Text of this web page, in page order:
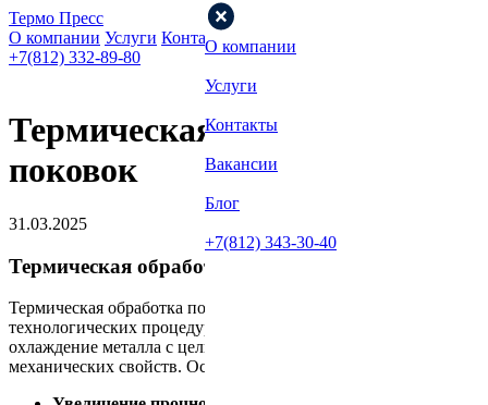
Термо Пресс
О компании Услуги Контакты
+7(812) 332-89-80
О компании
Услуги
Контакты
Вакансии
Блог
+7(812) 343-30-40
Термическая обработка
поковок
31.03.2025
Термическая обработка поковок
Термическая обработка поковок – это комплекс
технологических процедур, включающих нагрев, выдержку и
охлаждение металла с целью оптимизации его физико-
механических свойств. Основные задачи обработки: